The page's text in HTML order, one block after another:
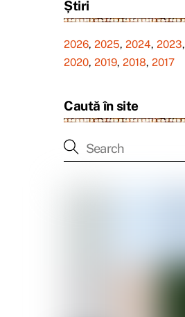
Știri
2026, 2025, 2024, 2023,
2020, 2019, 2018, 2017
Caută în site